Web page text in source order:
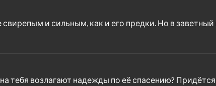
и сильным, как и его предки. Но в
тебя возлагают надежды по её спасению?